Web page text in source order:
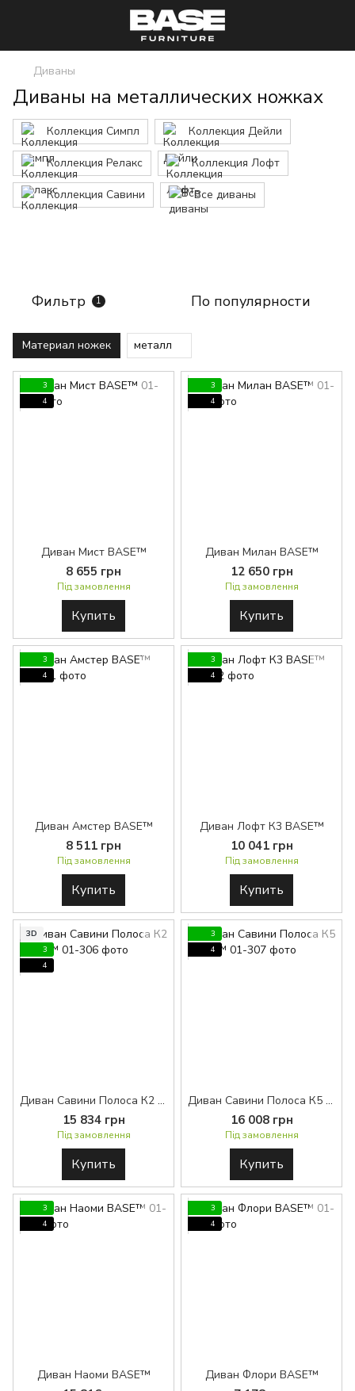
Диваны
Диваны на металлических ножках
Коллекция Симпл Коллекция Дейли
Коллекция Релакс Коллекция Лофт
Коллекция Савини Все диваны
Фильтр 1 По популярности
Материал ножек металл
3
4
Диван Мист BASE™
8 655 грн
Під замовлення
Купить
3
4
Диван Милан BASE™
12 650 грн
Під замовлення
Купить
3
4
Диван Амстер BASE™
8 511 грн
Під замовлення
Купить
3
4
Диван Лофт К3 BASE™
10 041 грн
Під замовлення
Купить
3D
3
4
Диван Савини Полоса К2 BASE™
15 834 грн
Під замовлення
Купить
3
4
Диван Савини Полоса К5 BASE™
16 008 грн
Під замовлення
Купить
3
4
Диван Наоми BASE™
3
4
Диван Флори BASE™